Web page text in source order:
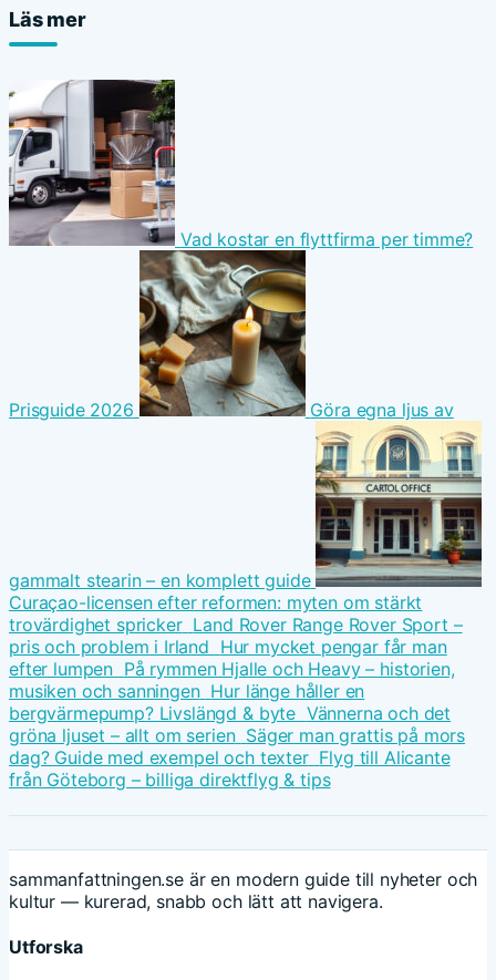
Läs mer
Vad kostar en flyttfirma per timme?
Prisguide 2026 Göra egna ljus av
gammalt stearin – en komplett guide
Curaçao-licensen efter reformen: myten om stärkt
trovärdighet spricker Land Rover Range Rover Sport –
pris och problem i Irland Hur mycket pengar får man
efter lumpen På rymmen Hjalle och Heavy – historien,
musiken och sanningen Hur länge håller en
bergvärmepump? Livslängd & byte Vännerna och det
gröna ljuset – allt om serien Säger man grattis på mors
dag? Guide med exempel och texter Flyg till Alicante
från Göteborg – billiga direktflyg & tips
sammanfattningen.se är en modern guide till nyheter och
kultur — kurerad, snabb och lätt att navigera.
Utforska